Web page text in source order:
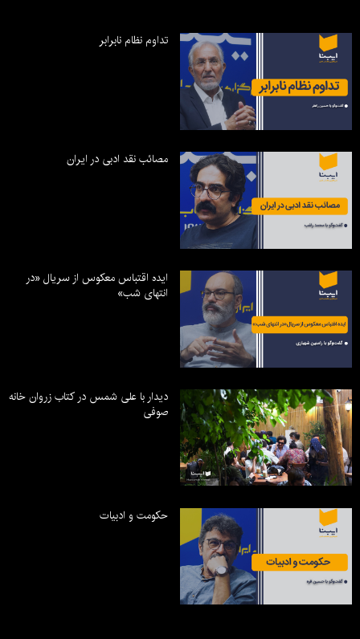
تداوم نظام نابرابر
مصائب نقد ادبی در ایران
ایده اقتباس معکوس از سریال «در
انتهای شب»
دیدار با علی شمس در کتاب زروان خانه
صوفی
حکومت و ادبیات